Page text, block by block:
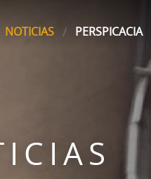
NOTICIAS PERSPICACIA